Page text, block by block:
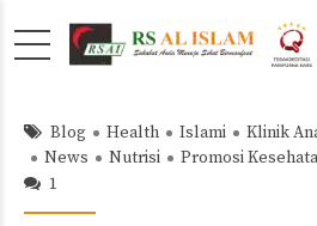
Blog Health Islami Klinik
News
Nutrisi Promosi
1